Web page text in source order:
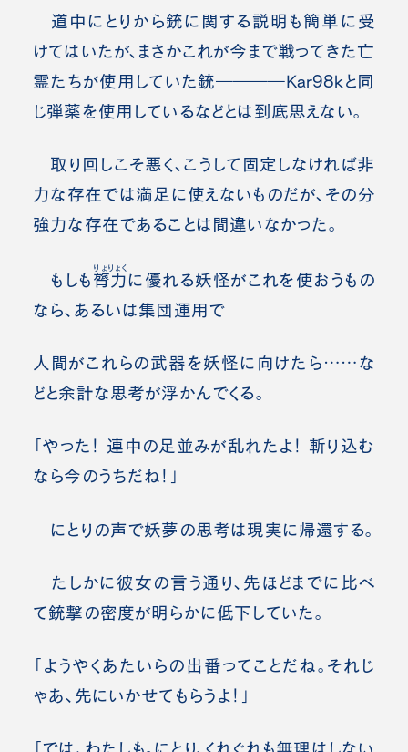
道中にとりから銃に関する説明も簡単に受
けてはいたが、まさかこれが今まで戦ってきた亡
霊たちが使用していた銃――――Kar98kと同
じ弾薬を使用しているなどとは到底思えない。
取り回しこそ悪く、こうして固定しなければ非
力な存在では満足に使えないものだが、その分
強力な存在であることは間違いなかった。
もしも 膂力
りょりょく
に優れる妖怪がこれを使おうもの
なら、あるいは集団運用で
人間がこれらの武器を妖怪に向けたら……な
どと余計な思考が浮かんでくる。
「やった！ 連中の足並みが乱れたよ！ 斬り込む
なら今のうちだね！」
にとりの声で妖夢の思考は現実に帰還する。
たしかに彼女の言う通り、先ほどまでに比べ
て銃撃の密度が明らかに低下していた。
「ようやくあたいらの出番ってことだね。それじ
ゃあ、先にいかせてもらうよ！」
「では、わたしも。にとり、くれぐれも無理はしない